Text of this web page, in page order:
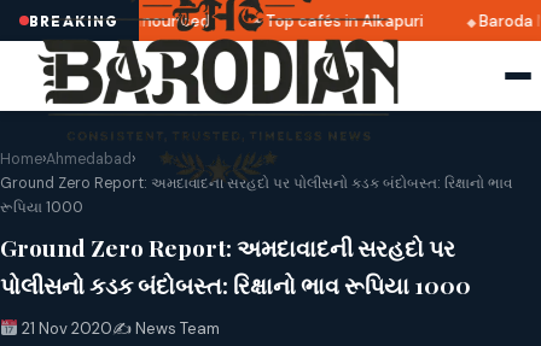
BREAKING
2025 dates announced Top cafés in Alkapuri Baroda
Home›Ahmedabad›
Ground Zero Report: અમદાવાદની સરહદો પર પોલીસનો કડક બંદોબસ્ત: રિક્ષાનો ભાવ
રૂપિયા 1000
Ground Zero Report: અમદાવાદની સરહદો પર
પોલીસનો કડક બંદોબસ્ત: રિક્ષાનો ભાવ રૂપિયા 1000
21 Nov 2020✍️ News Team